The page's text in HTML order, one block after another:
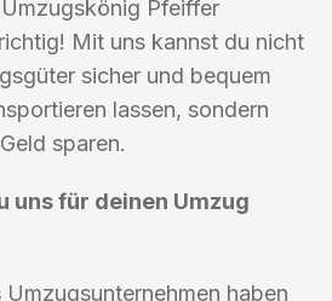
Pfeiffer
Mit uns kannst du nicht
sicher und bequem
lassen, sondern
sparen.
uns für deinen Umzug
haben